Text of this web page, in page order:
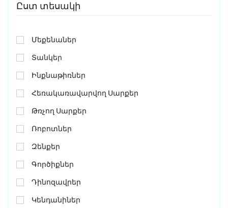
Ըստ տեսակի
Մեքենաներ
Տանկեր
Ինքնաթիռներ
Հեռակառավարվող Սարքեր
Թռչող Սարքեր
Ռոբոտներ
Զենքեր
Գործիքներ
Դինոզավրեր
Կենդանիներ